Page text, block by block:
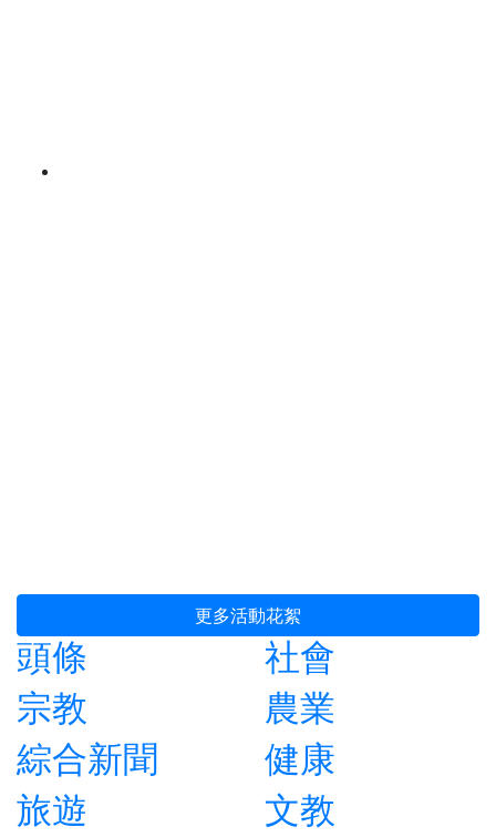
更多活動花絮
頭條
社會
宗教
農業
綜合新聞
健康
旅遊
文教